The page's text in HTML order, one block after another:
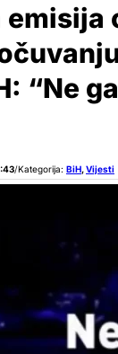
emisija
“Ne
/Kategorija: BiH,Vijesti